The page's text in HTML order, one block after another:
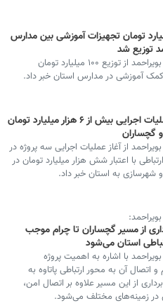
میلیارد تومان تجهیزات آموزشی بین مدارس
توزیع شد
استاندار کهگیلویه و بویراحمد از توزیع ۱۰۰ میلیارد تومان
آموزشی در مدارس استان خبر داد.
آغاز عملیات اجرایی بیش از ۶ هزار میلیارد تومان
گچساران
از آغاز عملیات اجرایی سه پروژه در
با اعتبار شش هزار میلیارد تومان در
شهرسازی به استان خبر داد.
از مسیر گچساران تا چرام موجب
استان می‌شود
با اشاره به اهمیت پروژه
اتصال آن به محور ارتباطی پاتاوه به
از این مسیر علاوه بر اتصال امن،
در زمینه‌های مختلف می‌شود.